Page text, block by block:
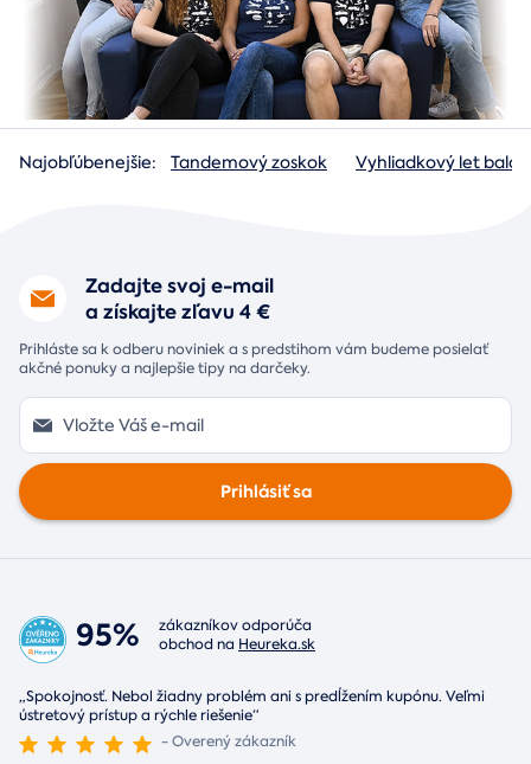
Najobľúbenejšie: Tandemový zoskok Vyhliadkový let
Zadajte svoj e-mail
a získajte zľavu 4 €
Prihláste sa k odberu noviniek a s predstihom vám budeme posielať
akčné ponuky a najlepšie tipy na darčeky.
Prihlásiť sa
95%
zákazníkov odporúča
obchod na Heureka.sk
„Spokojnosť. Nebol žiadny problém ani s predĺžením kupónu. Veľmi
ústretový prístup a rýchle riešenie“
- Overený zákazník